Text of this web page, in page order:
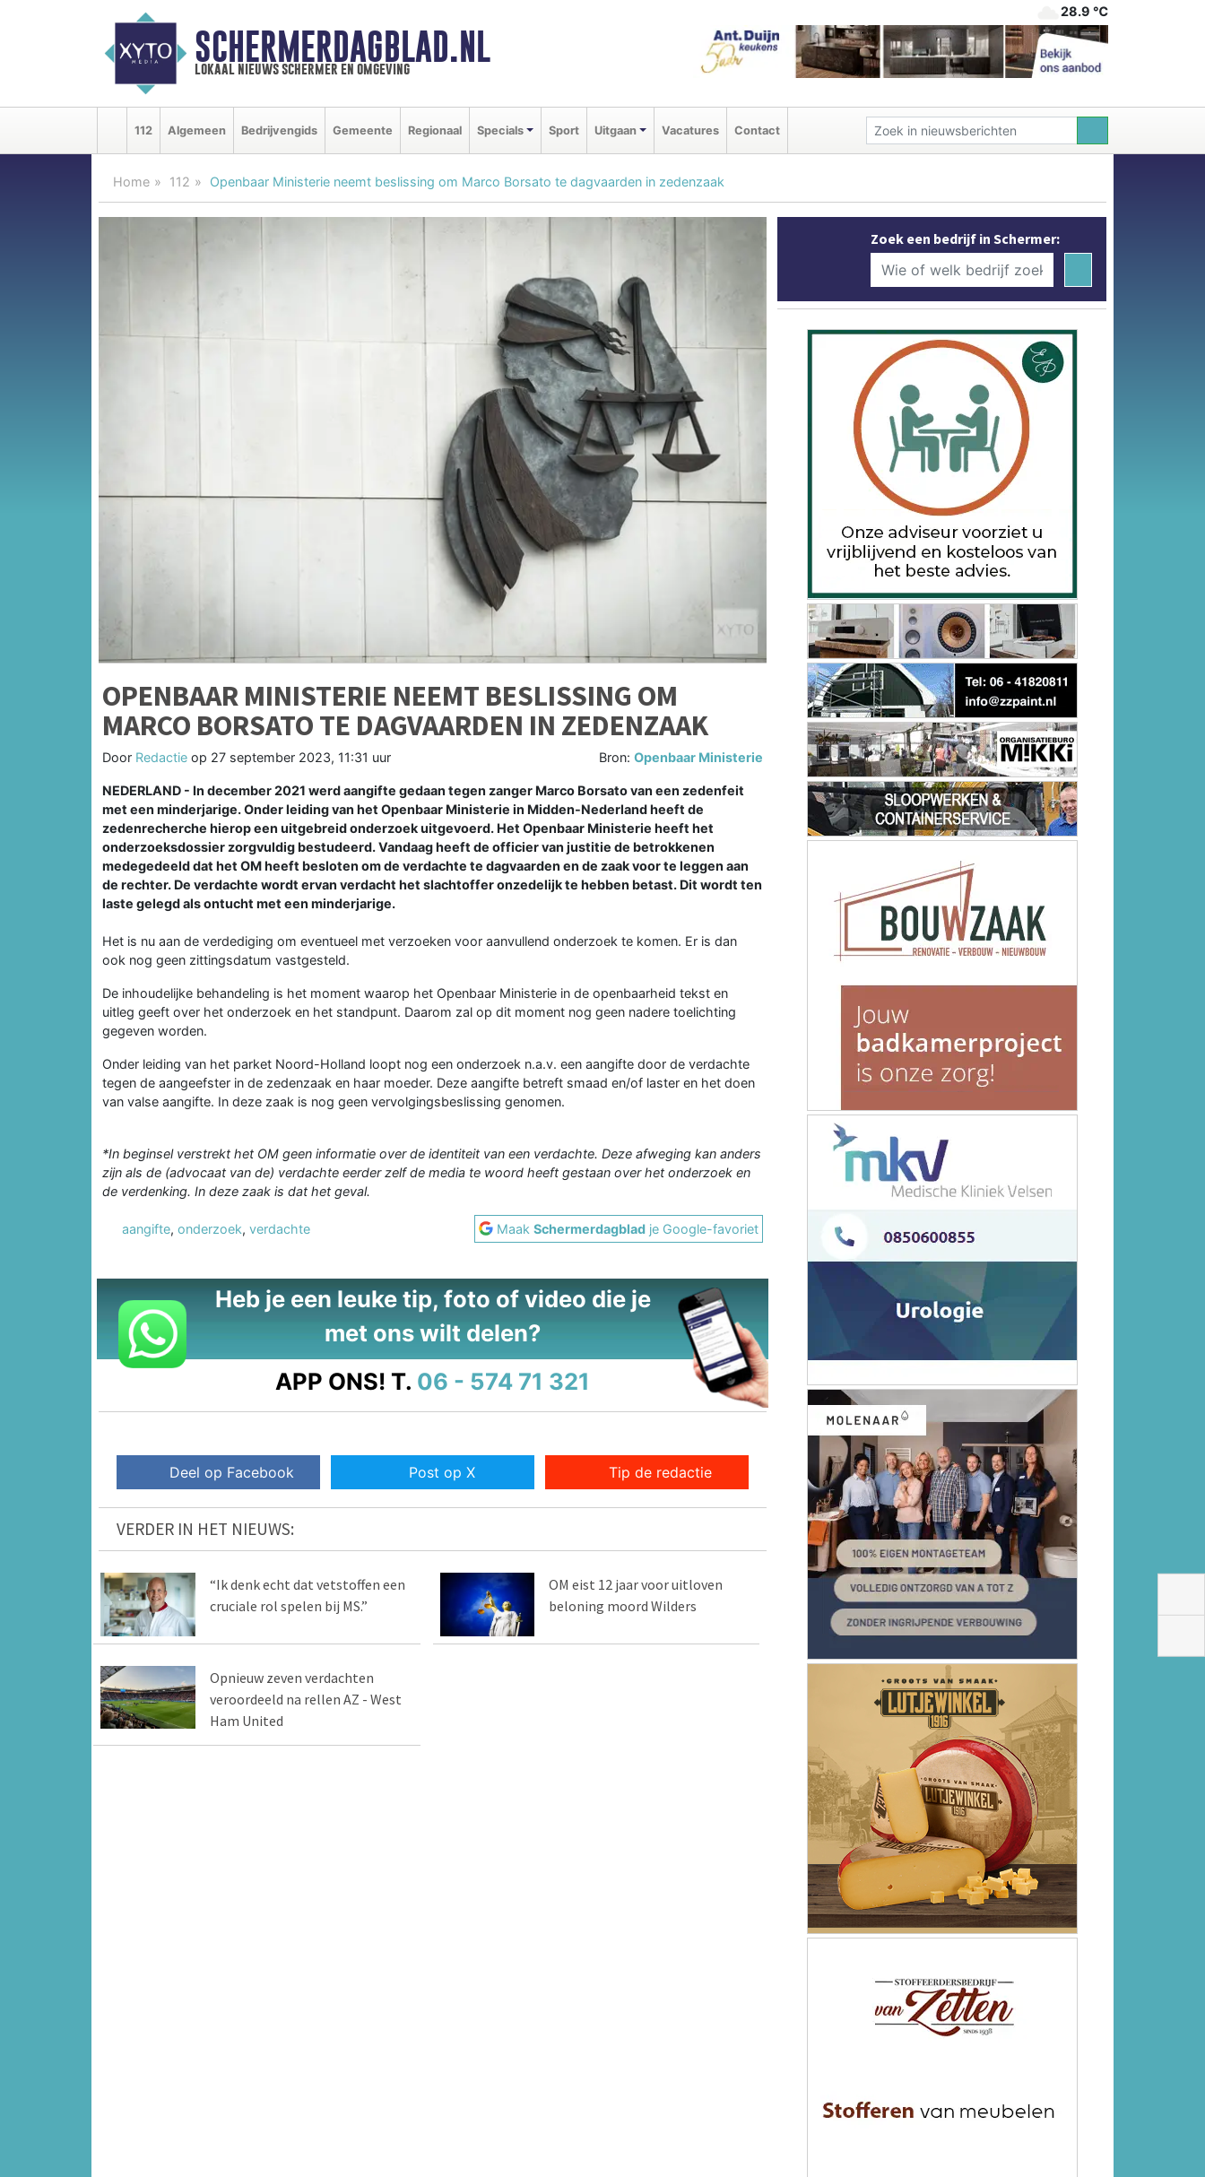
SCHERMERDAGBLAD.NL
lokaal nieuws schermer en omgeving
28.9 ℃
112 Algemeen Bedrijvengids Gemeente Regionaal Specials Sport Uitgaan Vacatures Contact
Home 112 Openbaar Ministerie neemt beslissing om Marco Borsato te dagvaarden in zedenzaak
OPENBAAR MINISTERIE NEEMT BESLISSING OM
MARCO BORSATO TE DAGVAARDEN IN ZEDENZAAK
Door Redactie op 27 september 2023, 11:31 uur Bron:Openbaar Ministerie
NEDERLAND - In december 2021 werd aangifte gedaan tegen zanger Marco Borsato van een zedenfeit
met een minderjarige. Onder leiding van het Openbaar Ministerie in Midden-Nederland heeft de
zedenrecherche hierop een uitgebreid onderzoek uitgevoerd. Het Openbaar Ministerie heeft het
onderzoeksdossier zorgvuldig bestudeerd. Vandaag heeft de officier van justitie de betrokkenen
medegedeeld dat het OM heeft besloten om de verdachte te dagvaarden en de zaak voor te leggen aan
de rechter. De verdachte wordt ervan verdacht het slachtoffer onzedelijk te hebben betast. Dit wordt ten
laste gelegd als ontucht met een minderjarige.
Het is nu aan de verdediging om eventueel met verzoeken voor aanvullend onderzoek te komen. Er is dan
ook nog geen zittingsdatum vastgesteld.
De inhoudelijke behandeling is het moment waarop het Openbaar Ministerie in de openbaarheid tekst en
uitleg geeft over het onderzoek en het standpunt. Daarom zal op dit moment nog geen nadere toelichting
gegeven worden.
Onder leiding van het parket Noord-Holland loopt nog een onderzoek n.a.v. een aangifte door de verdachte
tegen de aangeefster in de zedenzaak en haar moeder. Deze aangifte betreft smaad en/of laster en het doen
van valse aangifte. In deze zaak is nog geen vervolgingsbeslissing genomen.
*In beginsel verstrekt het OM geen informatie over de identiteit van een verdachte. Deze afweging kan anders
zijn als de (advocaat van de) verdachte eerder zelf de media te woord heeft gestaan over het onderzoek en
de verdenking. In deze zaak is dat het geval.
aangifte, onderzoek, verdachte MaakSchermerdagblad je Google-favoriet
Heb je een leuke tip, foto of video die je
met ons wilt delen?
APP ONS! T. 06 - 574 71 321
Deel op Facebook Post op X Tip de redactie
VERDER IN HET NIEUWS:
“Ik denk echt dat vetstoffen een
cruciale rol spelen bij MS.”
OM eist 12 jaar voor uitloven
beloning moord Wilders
Opnieuw zeven verdachten
veroordeeld na rellen AZ - West
Ham United
Zoek een bedrijf in Schermer: